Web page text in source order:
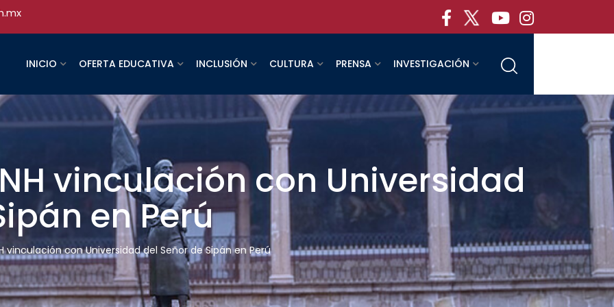
INICIO OFERTA EDUCATIVA INCLUSIÓN CULTURA PRENSA INVESTIGACIÓN
vinculación con Universidad
en Perú
vinculación con Universidad del Señor de Sipán en Perú